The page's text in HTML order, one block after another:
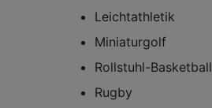
Leichtathletik
Miniaturgolf
Rollstuhl-Basketball
Rugby